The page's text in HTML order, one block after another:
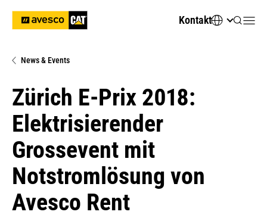
Kontakt
News & Events
Zürich E-Prix 2018:
Elektrisierender
Grossevent mit
Notstromlösung von
Avesco Rent